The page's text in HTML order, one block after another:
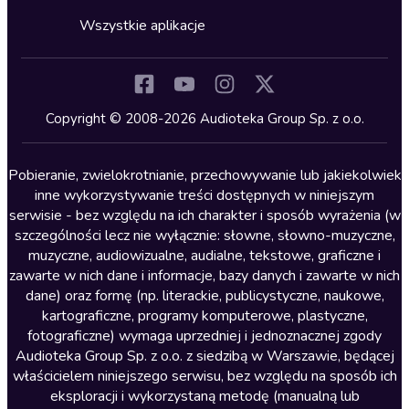
Kryminały
Lektury szkolne
Literatura anglojęzyczna
Literatura faktu
Literatura obyczajowa
Literatura piękna obca
Literatura piękna polska
Nagrania relaksacyjne
Nauka języków
Nauki humanistyczne
Wszystkie aplikacje
Copyright © 2008-2026 Audioteka Group Sp. z o.o.
Pobieranie, zwielokrotnianie, przechowywanie lub jakiekolwiek
inne wykorzystywanie treści dostępnych w niniejszym
serwisie - bez względu na ich charakter i sposób wyrażenia (w
szczególności lecz nie wyłącznie: słowne, słowno-muzyczne,
muzyczne, audiowizualne, audialne, tekstowe, graficzne i
zawarte w nich dane i informacje, bazy danych i zawarte w nich
dane) oraz formę (np. literackie, publicystyczne, naukowe,
kartograficzne, programy komputerowe, plastyczne,
fotograficzne) wymaga uprzedniej i jednoznacznej zgody
Audioteka Group Sp. z o.o. z siedzibą w Warszawie, będącej
właścicielem niniejszego serwisu, bez względu na sposób ich
eksploracji i wykorzystaną metodę (manualną lub